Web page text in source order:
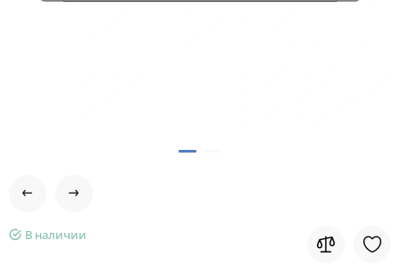
В наличии